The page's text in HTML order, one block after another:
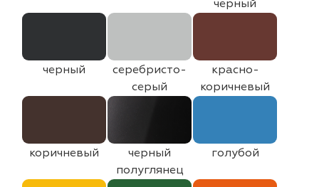
черный
черный
серебристо-
серый
красно-
коричневый
коричневый
черный
полуглянец
голубой